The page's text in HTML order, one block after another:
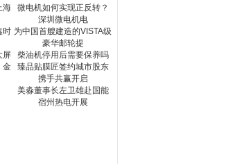
海
微电机如何实现正反转？
深圳微电机电
时 为中国首艘建造的VISTA级
豪华邮轮提
屏
柴油机停用后需要保养吗
金
臻品贴膜匠签约城市股东
携手共赢开启
美淼董事长左卫雄赴国能
宿州热电开展